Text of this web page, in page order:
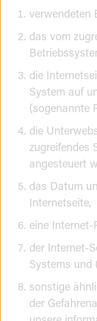
verwendeten
das vom
die
System auf
(sogenannte
die
zugreifendes
angesteuert
das Datum
Internetseite,
eine
der Internet-
Systems und
sonstige
der